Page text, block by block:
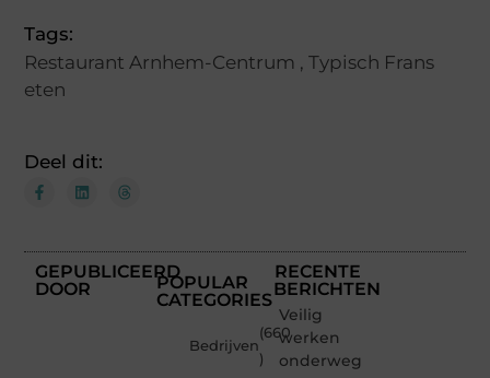
Tags:
Restaurant Arnhem-Centrum ,Typisch Frans
eten
Deel dit:
GEPUBLICEERD
DOOR
POPULAR
CATEGORIES
Bedrijven
(660
)
RECENTE
BERICHTEN
Veilig
werken
onderweg: